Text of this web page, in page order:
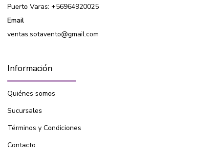
Puerto Varas: +56964920025
Email
ventas.sotavento@gmail.com
Información
Quiénes somos
Sucursales
Términos y Condiciones
Contacto